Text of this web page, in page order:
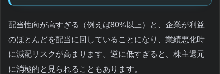
配当性向が高すぎる（例えば80%以上）と、企業が利益
のほとんどを配当に回していることになり、業績悪化時
に減配リスクが高まります。逆に低すぎると、株主還元
に消極的と見られることもあります。